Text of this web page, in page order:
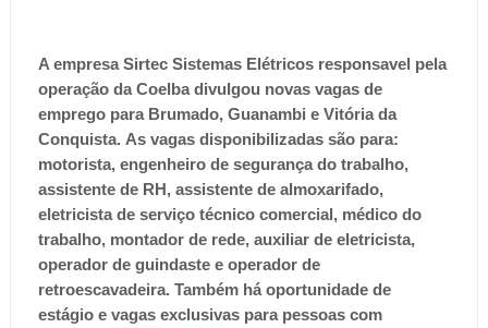
A empresa Sirtec Sistemas Elétricos responsavel pela
operação da Coelba divulgou novas vagas de
emprego para Brumado, Guanambi e Vitória da
Conquista. As vagas disponibilizadas são para:
motorista, engenheiro de segurança do trabalho,
assistente de RH, assistente de almoxarifado,
eletricista de serviço técnico comercial, médico do
trabalho, montador de rede, auxiliar de eletricista,
operador de guindaste e operador de
retroescavadeira. Também há oportunidade de
estágio e vagas exclusivas para pessoas com